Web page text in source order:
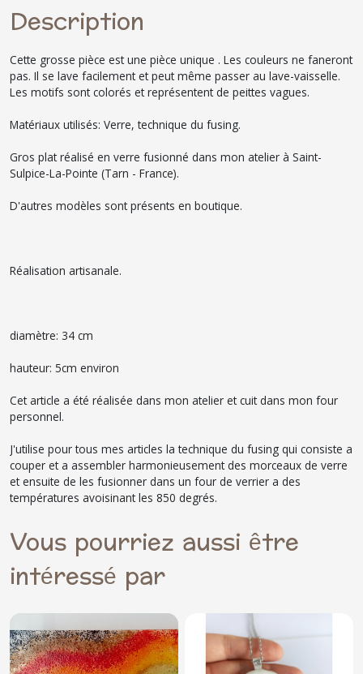
Description
Cette grosse pièce est une pièce unique . Les couleurs ne faneront
pas. Il se lave facilement et peut même passer au lave-vaisselle.
Les motifs sont colorés et représentent de peittes vagues.
Matériaux utilisés: Verre, technique du fusing.
Gros plat réalisé en verre fusionné dans mon atelier à Saint-
Sulpice-La-Pointe (Tarn - France).
D'autres modèles sont présents en boutique.
Réalisation artisanale.
diamètre: 34 cm
hauteur: 5cm environ
Cet article a été réalisée dans mon atelier et cuit dans mon four
personnel.
J'utilise pour tous mes articles la technique du fusing qui consiste a
couper et a assembler harmonieusement des morceaux de verre
et ensuite de les fusionner dans un four de verrier a des
températures avoisinant les 850 degrés.
Vous pourriez aussi être
intéressé par